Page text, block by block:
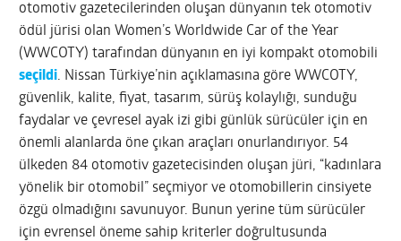
otomotiv gazetecilerinden oluşan dünyanın tek otomotiv
ödül jürisi olan Women’s Worldwide Car of the Year
(WWCOTY) tarafından dünyanın en iyi kompakt otomobili
seçildi. Nissan Türkiye’nin açıklamasına göre WWCOTY,
güvenlik, kalite, fiyat, tasarım, sürüş kolaylığı, sunduğu
faydalar ve çevresel ayak izi gibi günlük sürücüler için en
önemli alanlarda öne çıkan araçları onurlandırıyor. 54
ülkeden 84 otomotiv gazetecisinden oluşan jüri, “kadınlara
yönelik bir otomobil” seçmiyor ve otomobillerin cinsiyete
özgü olmadığını savunuyor. Bunun yerine tüm sürücüler
için evrensel öneme sahip kriterler doğrultusunda